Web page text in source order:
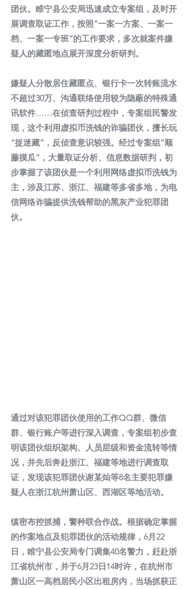
团伙。睢宁县公安局迅速成立专案组，及时开
展调查取证工作，按照“一案一方案、一案一
档、一案一专班”的工作要求，多次就案件嫌
疑人的藏匿地点展开深度分析研判。
嫌疑人分散居住藏匿点、银行卡一次转账流水
不超过30万、沟通联络使用较为隐蔽的特殊通
讯软件……在侦查研判过程中，专案组民警发
现，这个利用虚拟币洗钱的诈骗团伙，擅长玩
“捉迷藏”，反侦查意识较强。经过专案组“顺
藤摸瓜”，大量取证分析、信息数据研判，初
步掌握了该团伙是一个利用网络虚拟币洗钱为
主，涉及江苏、浙江、福建等多省多地，为电
信网络诈骗提供洗钱帮助的黑灰产业犯罪团
伙。
通过对该犯罪团伙使用的工作QQ群、微信
群、银行账户等进行深入调查，专案组初步查
明该团伙组织架构、人员层级和资金流转等情
况，并先后奔赴浙江、福建等地进行调查取
证，发现该犯罪团伙谢某灿等8名主要犯罪嫌
疑人在浙江杭州萧山区、西湖区等地活动。
缜密布控抓捕，警种联合作战。根据确定掌握
的作案地点及犯罪团伙的活动规律，6月22
日，睢宁县公安局专门调集40名警力，赶赴浙
江省杭州市，并于6月23日14时许，在杭州市
萧山区一高档居民小区出租房内，当场抓获正